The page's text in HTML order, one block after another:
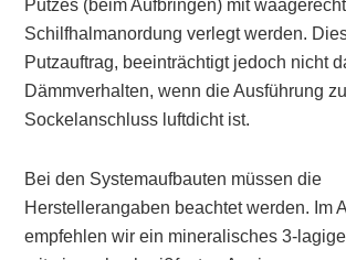
Putzes (beim Aufbringen) mit
Schilfhalmanordung verlegt werden.
Putzauftrag, beeinträchtigt jedoch nicht
Dämmverhalten, wenn die Ausführung
Sockelanschluss luftdicht ist.
Bei den Systemaufbauten müssen die
Herstellerangaben beachtet werden. Im
empfehlen wir ein mineralisches 3-